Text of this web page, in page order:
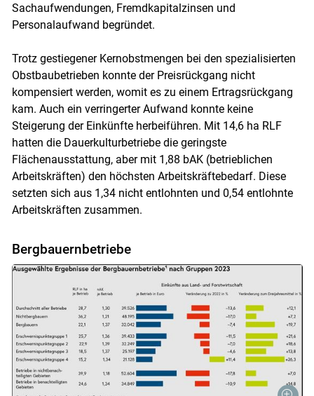
Sachaufwendungen, Fremdkapitalzinsen und
Personalaufwand begründet.
Trotz gestiegener Kernobstmengen bei den spezialisierten
Obstbaubetrieben konnte der Preisrückgang nicht
kompensiert werden, womit es zu einem Ertragsrückgang
kam. Auch ein verringerter Aufwand konnte keine
Steigerung der Einkünfte herbeiführen. Mit 14,6 ha RLF
hatten die Dauerkulturbetriebe die geringste
Flächenausstattung, aber mit 1,88 bAK (betrieblichen
Arbeitskräften) den höchsten Arbeitskräftebedarf. Diese
setzten sich aus 1,34 nicht entlohnten und 0,54 entlohnte
Arbeitskräften zusammen.
Bergbauernbetriebe